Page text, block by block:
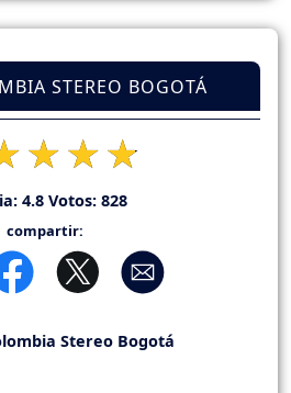
STEREO BOGOTÁ
4.8Votos: 828
compartir: